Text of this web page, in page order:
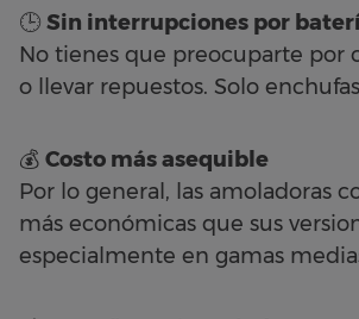
🕒 Sin interrupciones por
No tienes que preocuparte por
o llevar repuestos. Solo
💰 Costo más asequible
Por lo general, las amoladoras
más económicas que sus
especialmente en gamas